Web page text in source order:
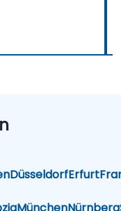
DüsseldorfErfurt